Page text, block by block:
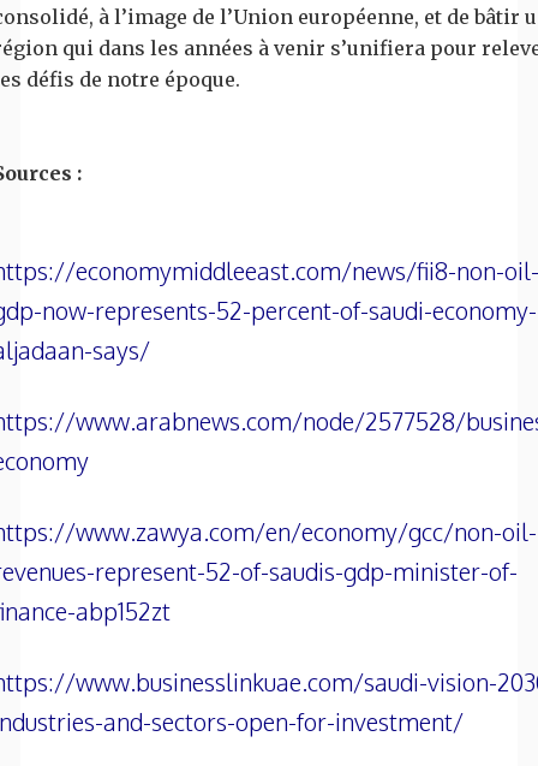
à l’image de l’Union européenne, et de bâtir
qui dans les années à venir s’unifiera pour
défis de notre époque.
:
economymiddleeast.com/news/fii8-non-oil-
now-represents-52-percent-of-saudi-economy-
says/
www.arabnews.com/node/2577528/
www.zawya.com/en/economy/gcc/non-oil-
represent-52-of-saudis-gdp-minister-of-
abp152zt
www.businesslinkuae.com/saudi-vision-
and-sectors-open-for-investment/